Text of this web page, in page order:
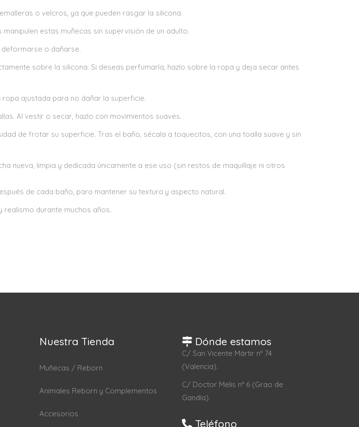
o velcros, ya que pueden rasgar la silicona.
estas muñecas sin supervisión de un adulto.
o dañarse.
sobre la silicona. Si deseas perfumarla, hazlo sobre la ropa y deja secar antes
ajustada para no dañar la superficie.
Al vestir o secar, hazlo con movimientos suaves.
de frotar su superficie. Tras el baño, sécala a toquecitos, con una toalla suave y sin
nueva, limpia y dedicada únicamente a ese uso (sin restos de maquillaje ni otros
de cada baño, para mantener su textura y aspecto natural.
realismo durante muchos años.
Nuestra Tienda
Muñecas / Reborn
Animales Reborn y Complementos
Accesorios
Dónde estamos
C/ San Vicente Mártir nº 74
(Valencia).
C/ Doctor Melis nº 6 (Grao de
Gandía).
Teléfono